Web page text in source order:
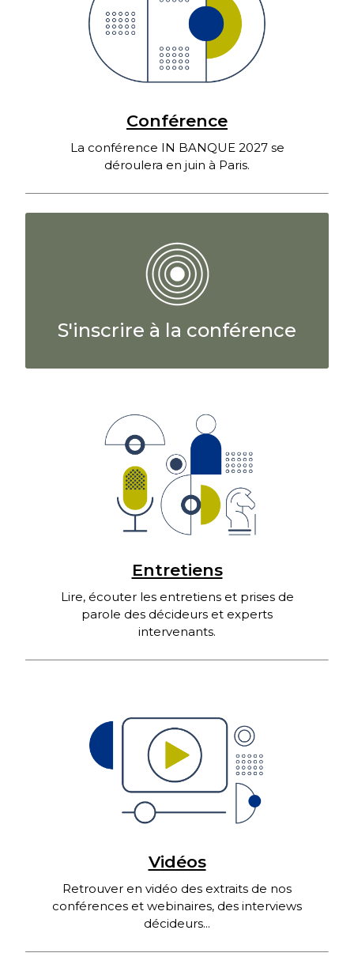
Conférence
La conférence IN BANQUE 2027 se
déroulera en juin à Paris.
S'inscrire à la conférence
Entretiens
Lire, écouter les entretiens et prises de
parole des décideurs et experts
intervenants.
Vidéos
Retrouver en vidéo des extraits de nos
conférences et webinaires, des interviews
décideurs...